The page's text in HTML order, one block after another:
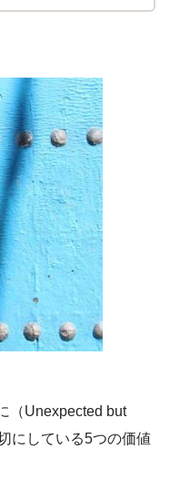
（Unexpected but
にしている5つの価値